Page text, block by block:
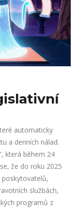
automaticky
a denních nálad.
která během 24
že do roku 2025
službách,
programů z